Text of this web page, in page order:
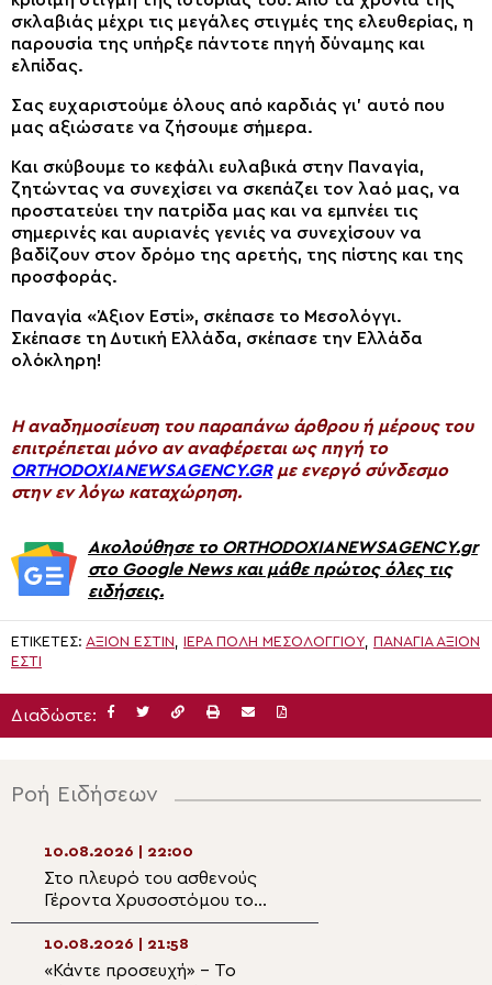
σκλαβιάς μέχρι τις μεγάλες στιγμές της ελευθερίας, η
παρουσία της υπήρξε πάντοτε πηγή δύναμης και
ελπίδας.
Σας ευχαριστούμε όλους από καρδιάς γι’ αυτό που
μας αξιώσατε να ζήσουμε σήμερα.
Και σκύβουμε το κεφάλι ευλαβικά στην Παναγία,
ζητώντας να συνεχίσει να σκεπάζει τον λαό μας, να
προστατεύει την πατρίδα μας και να εμπνέει τις
σημερινές και αυριανές γενιές να συνεχίσουν να
βαδίζουν στον δρόμο της αρετής, της πίστης και της
προσφοράς.
Παναγία «Άξιον Εστί», σκέπασε το Μεσολόγγι.
Σκέπασε τη Δυτική Ελλάδα, σκέπασε την Ελλάδα
ολόκληρη!
H αναδημοσίευση του παραπάνω άρθρου ή μέρους του
επιτρέπεται μόνο αν αναφέρεται ως πηγή το
ORTHODOXIANEWSAGENCY.GRμε ενεργό σύνδεσμο
στην εν λόγω καταχώρηση.
Ακολούθησε το ORTHODOXIANEWSAGENCY.gr
στο Google News και μάθε πρώτος όλες τις
ειδήσεις.
ΕΤΙΚΈΤΕΣ: ΑΞΙΟΝ ΕΣΤΙΝ ΙΕΡΆ ΠΌΛΗ ΜΕΣΟΛΟΓΓΊΟΥ ΠΑΝΑΓΊΑ ΆΞΙΟΝ
ΕΣΤΊ
Διαδώστε:
Ροή Ειδήσεων
10.08.2026 | 22:00
Στο πλευρό του ασθενούς
Γέροντα Χρυσοστόμου το
Πατριαρχείο Ιεροσολύμων
10.08.2026 | 21:58
«Κάντε προσευχή» – Το